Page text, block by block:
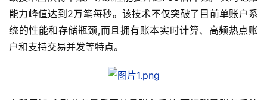
能力峰值达到2万笔每秒。该技术不仅突破了目前单账户系
统的性能和存储瓶颈,而且拥有账本实时计算、高频热点账
户和支持交易并发等特点。